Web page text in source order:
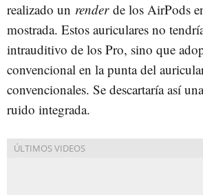
realizado un render de los AirPods
mostrada. Estos auriculares no
intrauditivo de los Pro, sino que
convencional en la punta del
convencionales. Se descartaría así
ruido integrada.